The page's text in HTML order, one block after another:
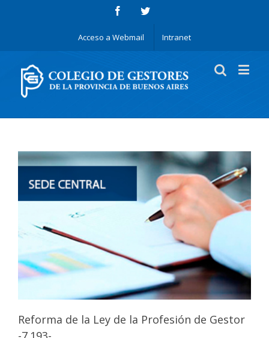
Acceso a Webmail Intranet
Reforma de la Ley de la Profesión de Gestor